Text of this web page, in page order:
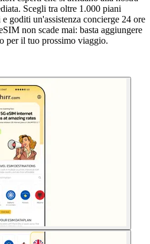
Scegli tra oltre 1.000 piani
goditi un'assistenza concierge 24 ore
non scade mai: basta aggiungere
per il tuo prossimo viaggio.